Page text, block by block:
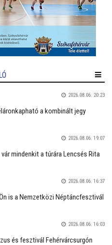
2026.08.06. 20:23
a kombinált jegy
2026.08.06. 19:07
mindenkit a túrára Lencsés Rita
2026.08.06. 16:37
is a Nemzetközi Néptáncfesztivál
2026.08.06. 16:03
és fesztivál Fehérvárcsurgón